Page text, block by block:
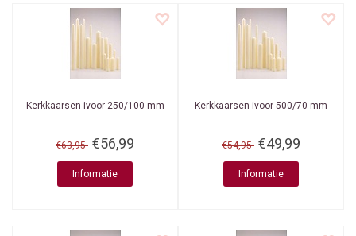
Kerkkaarsen ivoor 250/100 mm
€63,95 €56,99
Informatie
Kerkkaarsen ivoor 500/70 mm
€54,95 €49,99
Informatie